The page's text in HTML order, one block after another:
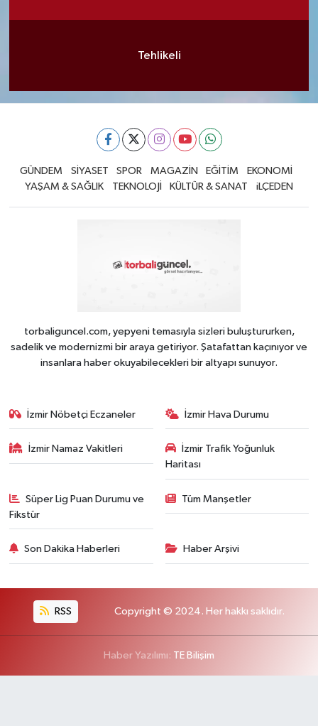
Tehlikeli
GÜNDEM SİYASET SPOR MAGAZİN EĞİTİM
EKONOMİ
YAŞAM & SAĞLIK
TEKNOLOJİ KÜLTÜR & SANAT iLÇEDEN
torbaliguncel.com, yepyeni temasıyla sizleri buluştururken,
sadelik ve modernizmi bir araya getiriyor. Şatafattan kaçınıyor ve
insanlara haber okuyabilecekleri bir altyapı sunuyor.
İzmir Nöbetçi Eczaneler İzmir Hava Durumu
İzmir Namaz Vakitleri
İzmir Trafik Yoğunluk
Haritası
Süper Lig Puan Durumu ve
Fikstür
Tüm Manşetler
Son Dakika Haberleri Haber Arşivi
RSS Copyright © 2024. Her hakkı saklıdır.
Haber Yazılımı: TE Bilişim